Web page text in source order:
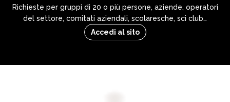
Richieste per gruppi di 20 o più persone, aziende, operatori
del settore, comitati aziendali, scolaresche, sci club…
Accedi al sito